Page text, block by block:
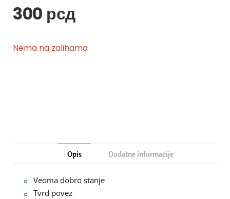
300 рсд
Nema na zalihama
Opis Dodatne informacije
Veoma dobro stanje
Tvrd povez